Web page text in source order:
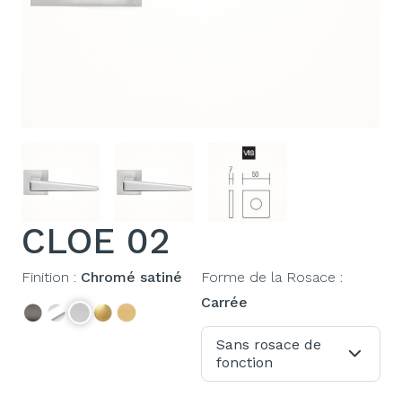
CLOE 02
Finition : Chromé satiné
Forme de la Rosace :
Carrée
Sans rosace de
fonction